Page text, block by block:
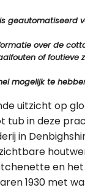
geautomatiseerd
over de
of foutieve
mogelijk te
uitzicht op
tub in deze
in
en
1930 met